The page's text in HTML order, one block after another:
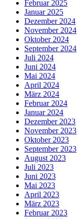
Februar 2025
Januar 2025
Dezember 2024
November 2024
Oktober 2024
September 2024
Juli 2024
Juni 2024
Mai 2024
April 2024
März 2024
Februar 2024
Januar 2024
Dezember 2023
November 2023
Oktober 2023
September 2023
August 2023
Juli 2023
Juni 2023
Mai 2023
April 2023
März 2023
Februar 2023